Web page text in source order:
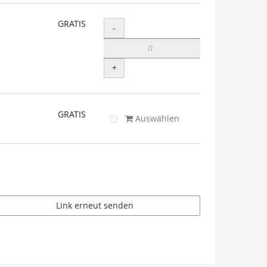
GRATIS Menge
-
+
GRATIS Auswählen
Link erneut senden